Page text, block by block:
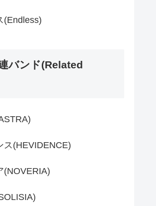
(Endless)
バンド(Related
ス(HEVIDENCE)
(NOVERIA)